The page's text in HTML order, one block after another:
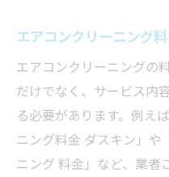
エアコンクリーニング
エアコンクリーニングの
だけでなく、サービス内
る必要があります。例え
ニング料金 ダスキン」や
ニング 料金」など、業者